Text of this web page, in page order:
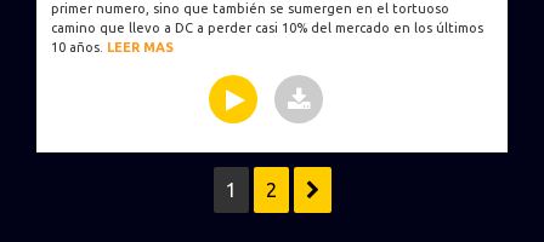
primer numero, sino que también se sumergen en el tortuoso
camino que llevo a DC a perder casi 10% del mercado en los últimos
10 años.
LEER MAS
1 2